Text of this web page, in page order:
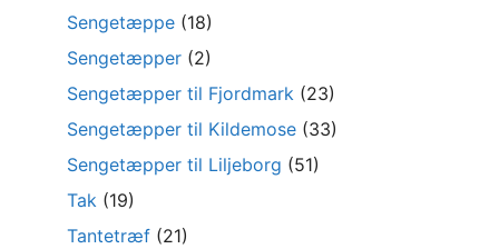
Sengetæppe (18)
Sengetæpper (2)
Sengetæpper til Fjordmark (23)
Sengetæpper til Kildemose (33)
Sengetæpper til Liljeborg (51)
Tak (19)
Tantetræf (21)